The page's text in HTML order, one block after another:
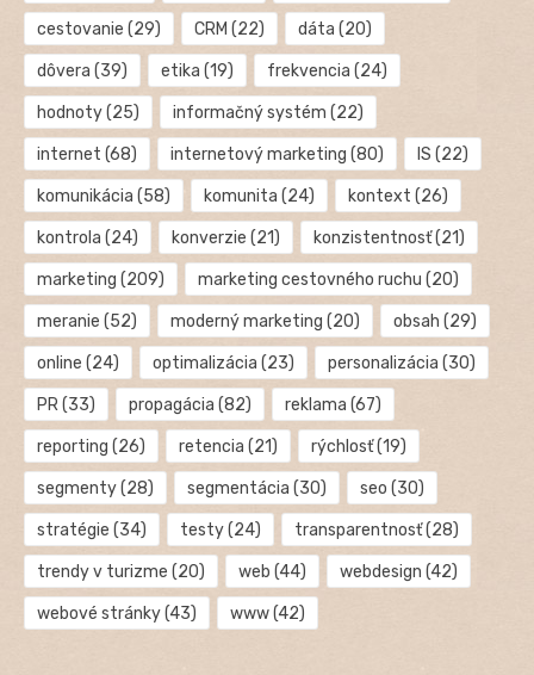
cestovanie (29) CRM (22) dáta (20)
dôvera (39) etika (19) frekvencia (24)
hodnoty(25) informačný systém (22)
internet (68) internetový marketing (80) IS (22)
komunikácia (58) komunita (24) kontext (26)
kontrola (24) konverzie (21) konzistentnosť(21)
marketing (209) marketing cestovného ruchu (20)
meranie (52) moderný marketing (20) obsah (29)
online (24) optimalizácia (23) personalizácia (30)
PR(33) propagácia (82) reklama (67)
reporting (26) retencia (21) rýchlosť(19)
segmenty(28) segmentácia (30) seo (30)
stratégie (34) testy(24) transparentnosť(28)
trendy v turizme (20) web (44) webdesign (42)
webové stránky(43) www(42)